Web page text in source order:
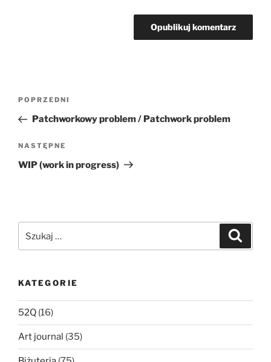
Nawigacja
Poprzedni
wpis
POPRZEDNI
Patchworkowy problem / Patchwork problem
Następny
wpis
NASTĘPNE
WIP (work in progress)
KATEGORIE
52Q (16)
Art journal (35)